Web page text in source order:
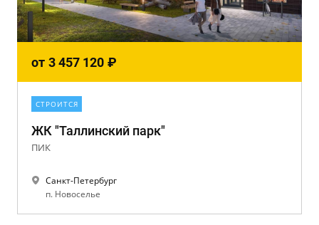
от 3 457 120 ₽
СТРОИТСЯ
ЖК "Таллинский парк"
ПИК
Санкт-Петербург
п. Новоселье